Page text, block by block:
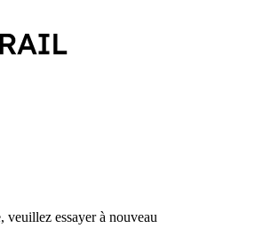
veuillez essayer à nouveau